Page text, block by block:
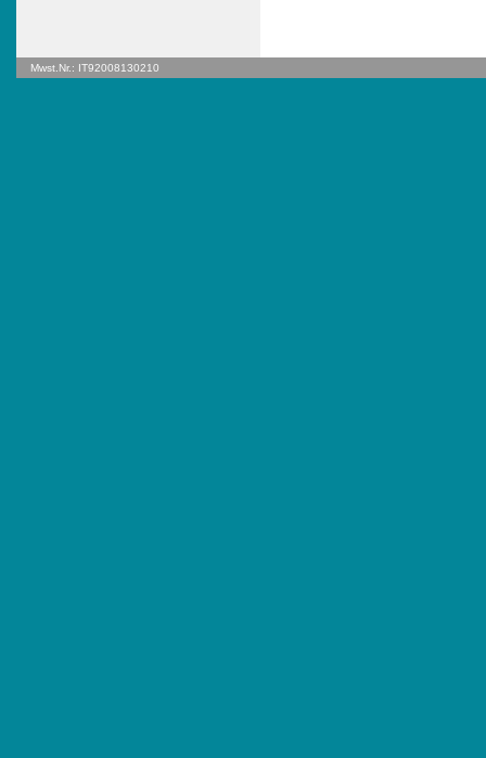
Mwst.Nr.: IT92008130210